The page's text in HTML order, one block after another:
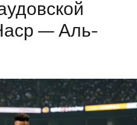
— Аль-